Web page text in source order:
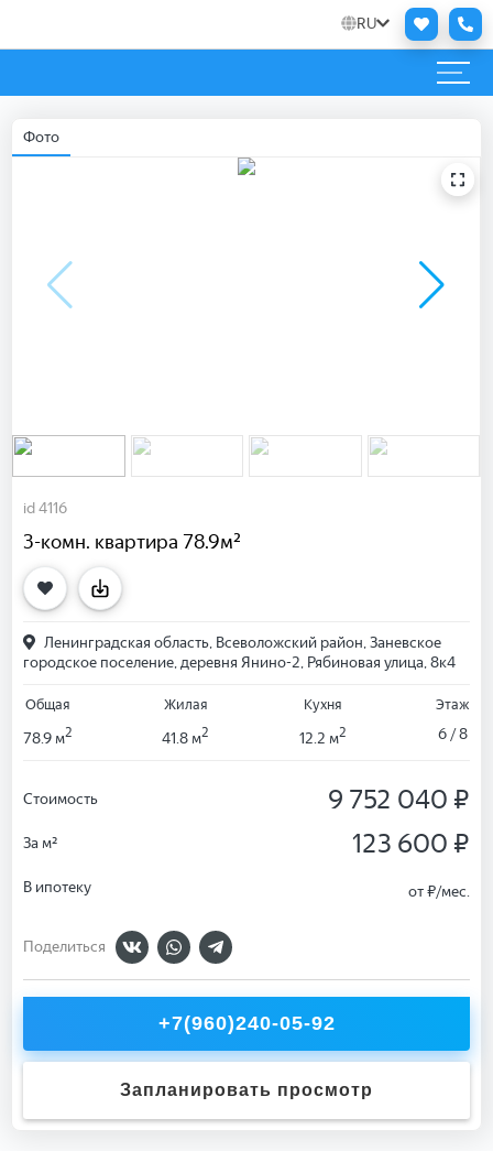
RU
Фото
id 4116
3-комн. квартира 78.9м²
Ленинградская область, Всеволожский район, Заневское
городское поселение, деревня Янино-2, Рябиновая улица, 8к4
Общая
78.9 м2
Жилая
41.8 м2
Кухня
12.2 м2
Этаж
6 / 8
Стоимость 9 752 040 ₽
За м² 123 600 ₽
В ипотеку от₽/мес.
Поделиться
+7(960)240-05-92
Запланировать просмотр